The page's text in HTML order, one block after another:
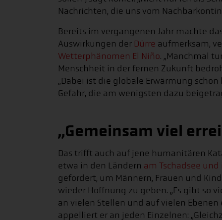
Nachrichten, die uns vom
Bereits im vergangenen Jahr machte
Auswirkungen der Dürre aufmerksam,
Wetterphänomen El Niño. „Manchmal
Menschheit in der fernen Zukunft
„Dabei ist die globale Erwärmung
Gefahr, die am wenigsten dazu
„Gemeinsam viel
Das trifft auch auf jene humanitären
etwa in den Ländern am Tschadsee
gefordert, um Männern, Frauen und
wieder Hoffnung zu geben. „Es gibt so
an vielen Stellen und auf vielen Ebenen
appelliert er an jeden Einzelnen: